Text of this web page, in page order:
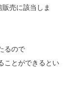
販売に該当しま
るので
ことができるとい